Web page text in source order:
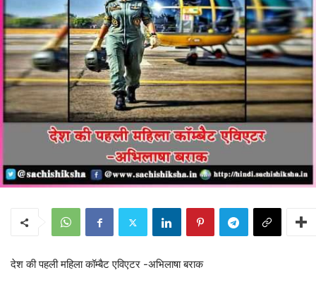
देश की पहली महिला कॉम्बैट एविएटर -अभिलाषा बराक